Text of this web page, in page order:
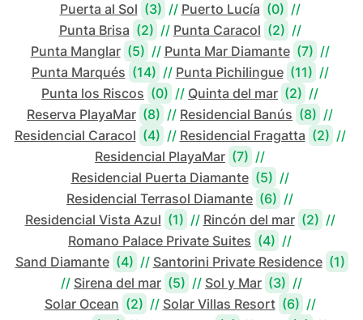
Puerta al Sol (3) // Puerto Lucía (0) //
Punta Brisa (2) // Punta Caracol (2) //
Punta Manglar (5) // Punta Mar Diamante (7) //
Punta Marqués (14) // Punta Pichilingue (11) //
Punta los Riscos (0) // Quinta del mar (2) //
Reserva PlayaMar (8) // Residencial Banús (8) //
Residencial Caracol (4) // Residencial Fragatta (2) //
Residencial PlayaMar (7) //
Residencial Puerta Diamante (5) //
Residencial Terrasol Diamante (6) //
Residencial Vista Azul (1) // Rincón del mar (2) //
Romano Palace Private Suites (4) //
Sand Diamante (4) // Santorini Private Residence (1)
// Sirena del mar (5) // Sol y Mar (3) //
Solar Ocean (2) // Solar Villas Resort (6) //